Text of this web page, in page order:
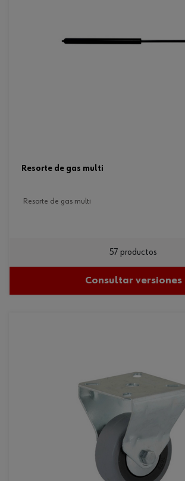
resorte de gas multi
resorte de gas multi
57 productos
Consultar versiones